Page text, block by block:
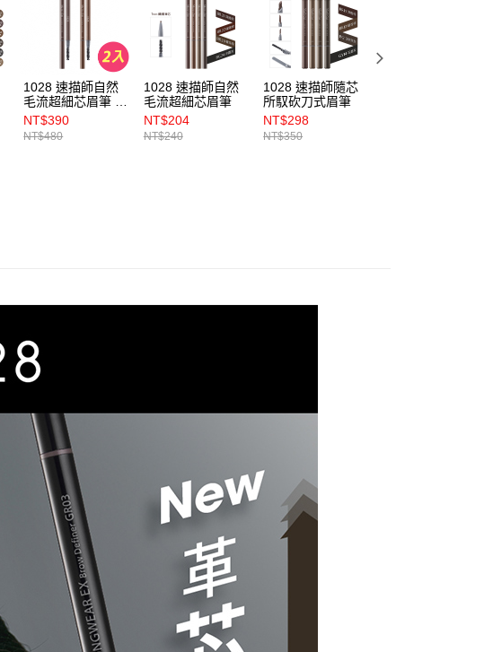
結果請求用戶進行身份認證。
５．嚴禁一人註冊多個帳號或使用他人資訊註冊。若發現惡意使用之情
形，恩沛科技股份有限公司將有權停止該用戶之使用額度並採取法律行
1028 速描師自然
毛流超細芯眉筆 2
入
NT$390
NT$480
1028 速描師自然
毛流超細芯眉筆
NT$204
NT$240
1028 速描師隨芯
所馭砍刀式眉筆
NT$298
NT$350